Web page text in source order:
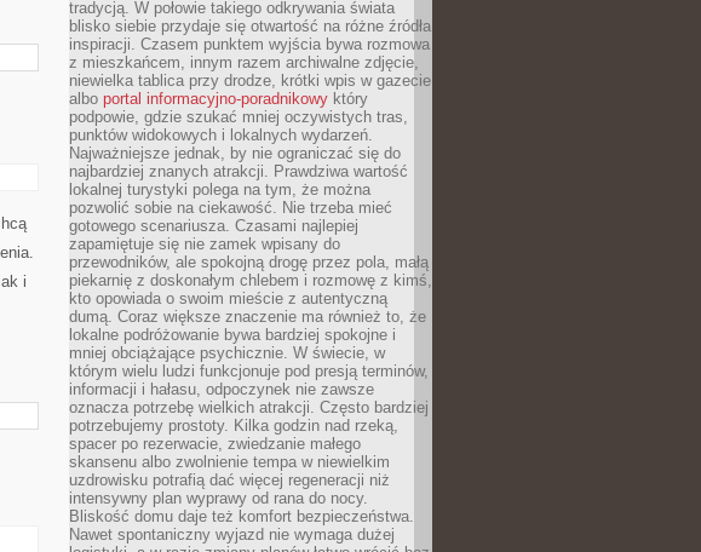
i
tradycją. W połowie takiego odkrywania świata
blisko siebie przydaje się otwartość na różne źródła
inspiracji. Czasem punktem wyjścia bywa rozmowa
z mieszkańcem, innym razem archiwalne zdjęcie,
niewielka tablica przy drodze, krótki wpis w gazecie
albo portal informacyjno-poradnikowy który
podpowie, gdzie szukać mniej oczywistych tras,
punktów widokowych i lokalnych wydarzeń.
Najważniejsze jednak, by nie ograniczać się do
najbardziej znanych atrakcji. Prawdziwa wartość
lokalnej turystyki polega na tym, że można
pozwolić sobie na ciekawość. Nie trzeba mieć
gotowego scenariusza. Czasami najlepiej
zapamiętuje się nie zamek wpisany do
przewodników, ale spokojną drogę przez pola, małą
piekarnię z doskonałym chlebem i rozmowę z kimś,
kto opowiada o swoim mieście z autentyczną
dumą. Coraz większe znaczenie ma również to, że
lokalne podróżowanie bywa bardziej spokojne i
mniej obciążające psychicznie. W świecie, w
którym wielu ludzi funkcjonuje pod presją terminów,
informacji i hałasu, odpoczynek nie zawsze
oznacza potrzebę wielkich atrakcji. Często bardziej
potrzebujemy prostoty. Kilka godzin nad rzeką,
spacer po rezerwacie, zwiedzanie małego
skansenu albo zwolnienie tempa w niewielkim
uzdrowisku potrafią dać więcej regeneracji niż
intensywny plan wyprawy od rana do nocy.
Bliskość domu daje też komfort bezpieczeństwa.
Nawet spontaniczny wyjazd nie wymaga dużej